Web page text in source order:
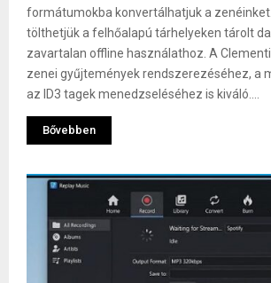
formátumokba konvertálhatjuk a
tölthetjük a felhőalapú tárhelyeken tárolt
zavartalan offline használathoz. A
zenei gyűjtemények rendszerezéséhez, a
az ID3 tagek menedzseléséhez is kiváló....
Bővebben